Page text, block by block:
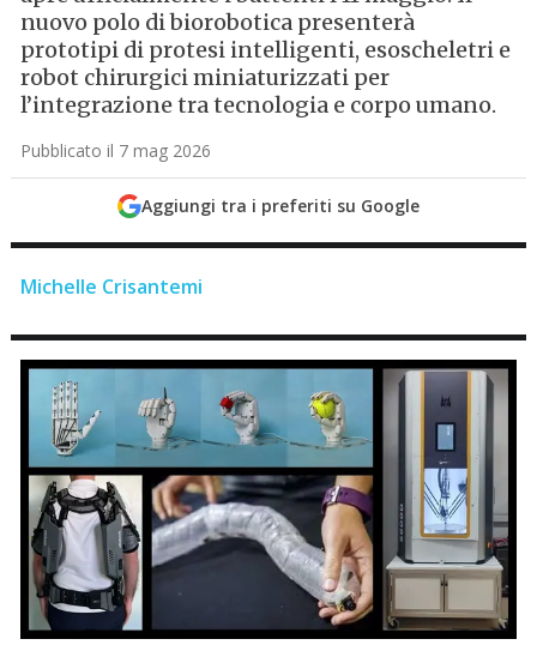
nuovo polo di biorobotica presenterà
prototipi di protesi intelligenti, esoscheletri e
robot chirurgici miniaturizzati per
l’integrazione tra tecnologia e corpo umano.
Pubblicato il 7 mag 2026
Aggiungi tra i preferiti su Google
Michelle Crisantemi